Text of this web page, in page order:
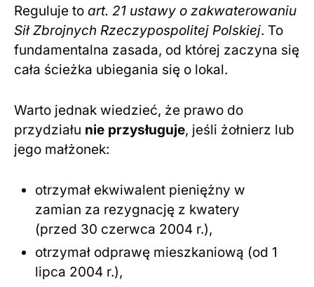
Reguluje to art. 21 ustawy o zakwaterowaniu
Sił Zbrojnych Rzeczypospolitej Polskiej. To
fundamentalna zasada, od której zaczyna się
cała ścieżka ubiegania się o lokal.
Warto jednak wiedzieć, że prawo do
przydziału nie przysługuje, jeśli żołnierz lub
jego małżonek:
otrzymał ekwiwalent pieniężny w
zamian za rezygnację z kwatery
(przed 30 czerwca 2004 r.),
otrzymał odprawę mieszkaniową (od 1
lipca 2004 r.),